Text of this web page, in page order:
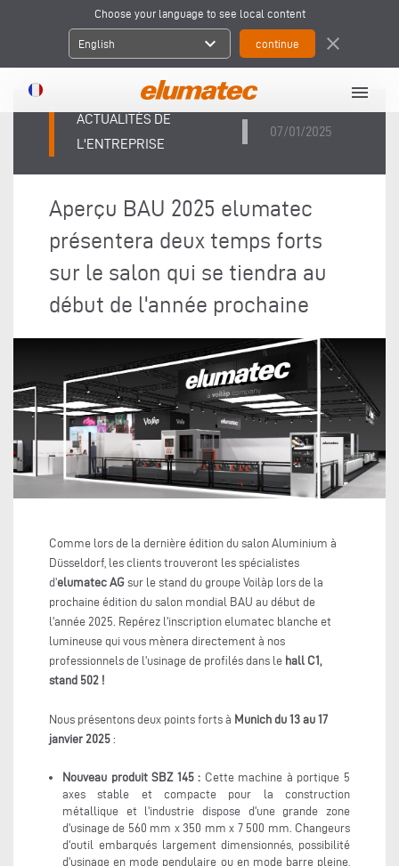
Choose your language to see local content
English expand_more close
menu
ACTUALITÉS DE
L'ENTREPRISE
07/01/2025
Aperçu BAU 2025 elumatec
présentera deux temps forts
sur le salon qui se tiendra au
début de l'année prochaine
Comme lors de la dernière édition du salon Aluminium à
Düsseldorf, les clients trouveront les spécialistes
d'elumatec AG sur le stand du groupe Voilàp lors de la
prochaine édition du salon mondial BAU au début de
l'année 2025. Repérez l'inscription elumatec blanche et
lumineuse qui vous mènera directement à nos
professionnels de l'usinage de profilés dans le hall C1,
stand 502 !
Nous présentons deux points forts à Munich du 13 au 17
janvier 2025 :
Nouveau produit SBZ 145 : Cette machine à portique 5
axes stable et compacte pour la construction
métallique et l'industrie dispose d'une grande zone
d'usinage de 560 mm x 350 mm x 7 500 mm. Changeurs
d'outil embarqués largement dimensionnés, possibilité
d'usinage en mode pendulaire ou en mode barre pleine,